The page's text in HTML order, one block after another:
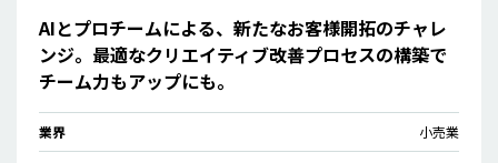
AIとプロチームによる、新たなお客様開拓のチャレ
ンジ。最適なクリエイティブ改善プロセスの構築で
チーム力もアップにも。
業界 小売業